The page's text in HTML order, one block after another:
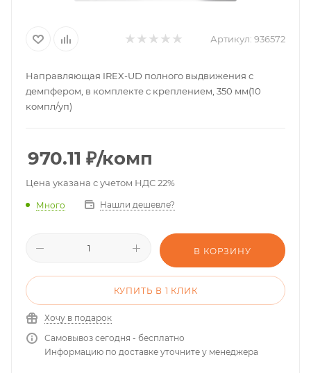
Артикул: 936572
Направляющая IREX-UD полного выдвижения с
демпфером, в комплекте с креплением, 350 мм(10
компл/уп)
970.11 ₽/комп
Цена указана с учетом НДС 22%
Много Нашли дешевле?
В КОРЗИНУ
КУПИТЬ В 1 КЛИК
Хочу в подарок
Самовывоз сегодня - бесплатно
Информацию по доставке уточните у менеджера